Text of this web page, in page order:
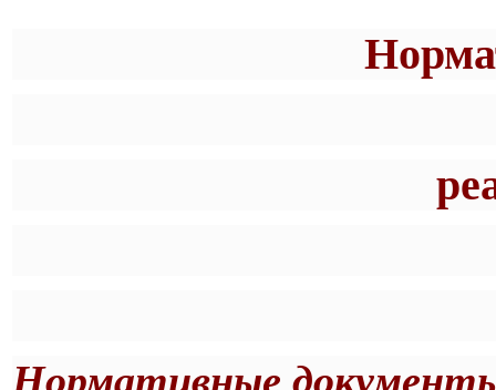
Нормативные документы